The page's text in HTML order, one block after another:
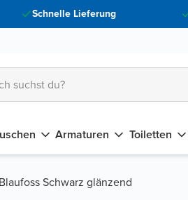
Schnelle Lieferung
Armaturen Toiletten
Schwarz glänzend